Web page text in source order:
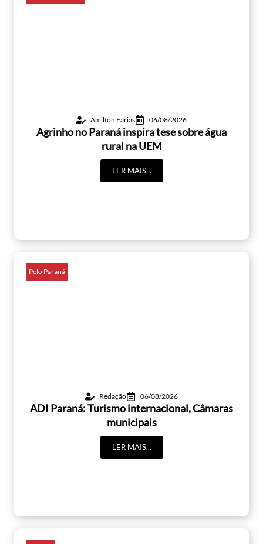
Amilton Farias 06/08/2026
Agrinho no Paraná inspira tese sobre água
rural na UEM
LER MAIS...
Pelo Paraná
Redação 06/08/2026
ADI Paraná: Turismo internacional, Câmaras
municipais
LER MAIS...